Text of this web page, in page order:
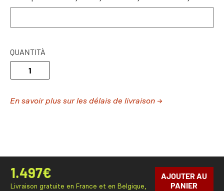
QUANTITÀ
En savoir plus sur les délais de livraison →
1.497€
Livraison gratuite en France et en Belgique,
AJOUTER AU
PANIER